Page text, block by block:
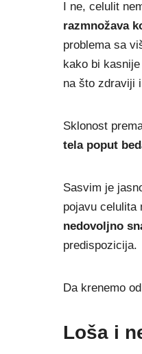
I ne, celulit
razmnožava
problema sa
kako bi
na što zdraviji
Sklonost
tela poput
Sasvim je
pojavu celulita
nedovoljno
predispozicija.
Da krenemo
Loša i